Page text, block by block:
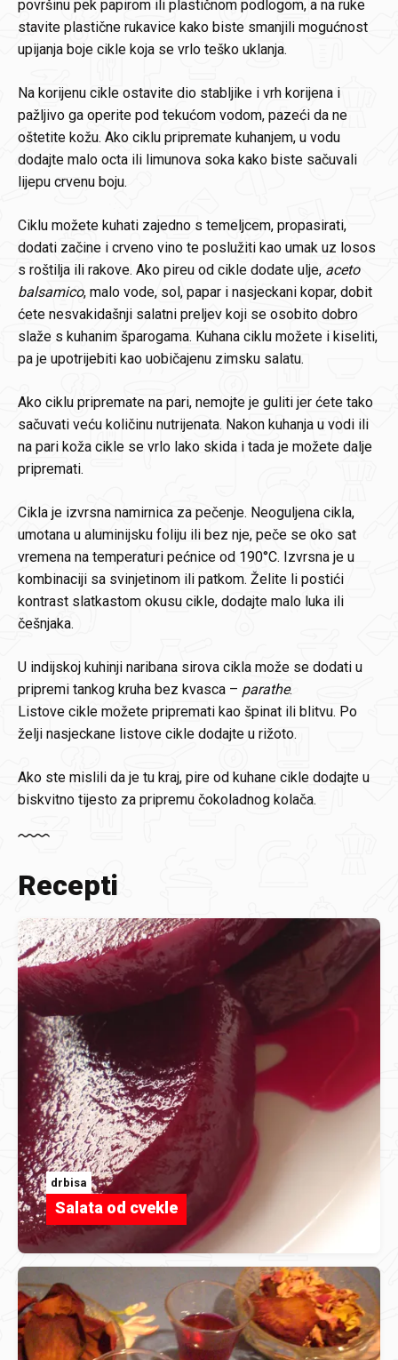
površinu pek papirom ili plastičnom podlogom, a na ruke
stavite plastične rukavice kako biste smanjili mogućnost
upijanja boje cikle koja se vrlo teško uklanja.
Na korijenu cikle ostavite dio stabljike i vrh korijena i
pažljivo ga operite pod tekućom vodom, pazeći da ne
oštetite kožu. Ako ciklu pripremate kuhanjem, u vodu
dodajte malo octa ili limunova soka kako biste sačuvali
lijepu crvenu boju.
Ciklu možete kuhati zajedno s temeljcem, propasirati,
dodati začine i crveno vino te poslužiti kao umak uz losos
s roštilja ili rakove. Ako pireu od cikle dodate ulje, aceto
balsamico, malo vode, sol, papar i nasjeckani kopar, dobit
ćete nesvakidašnji salatni preljev koji se osobito dobro
slaže s kuhanim šparogama. Kuhana ciklu možete i kiseliti,
pa je upotrijebiti kao uobičajenu zimsku salatu.
Ako ciklu pripremate na pari, nemojte je guliti jer ćete tako
sačuvati veću količinu nutrijenata. Nakon kuhanja u vodi ili
na pari koža cikle se vrlo lako skida i tada je možete dalje
pripremati.
Cikla je izvrsna namirnica za pečenje. Neoguljena cikla,
umotana u aluminijsku foliju ili bez nje, peče se oko sat
vremena na temperaturi pećnice od 190°C. Izvrsna je u
kombinaciji sa svinjetinom ili patkom. Želite li postići
kontrast slatkastom okusu cikle, dodajte malo luka ili
češnjaka.
U indijskoj kuhinji naribana sirova cikla može se dodati u
pripremi tankog kruha bez kvasca – parathe.
Listove cikle možete pripremati kao špinat ili blitvu. Po
želji nasjeckane listove cikle dodajte u rižoto.
Ako ste mislili da je tu kraj, pire od kuhane cikle dodajte u
biskvitno tijesto za pripremu čokoladnog kolača.
Recepti
drbisa
Salata od cvekle